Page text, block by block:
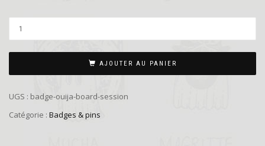
AJOUTER AU PANIER
UGS : badge-ouija-board-session
Catégorie : Badges & pins